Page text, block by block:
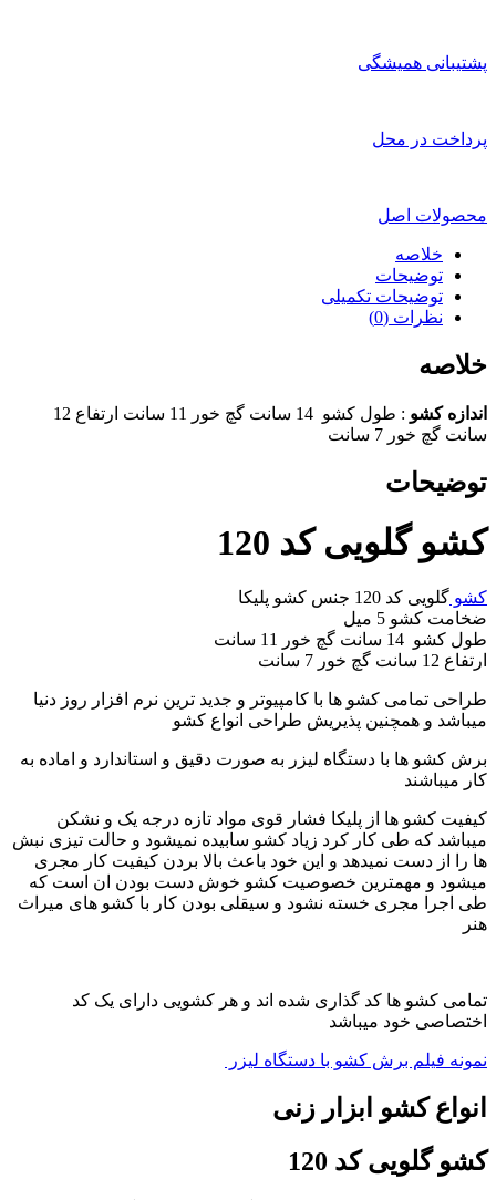
پشتیبانی همیشگی
پرداخت در محل
محصولات اصل
خلاصه
توضیحات
توضیحات تکمیلی
نظرات (0)
خلاصه
اندازه کشو
: طول کشو 14 سانت گچ خور 11 سانت ارتفاع 12
سانت گچ خور 7 سانت
توضیحات
کشو گلویی کد 120
کشو گلویی کد 120 جنس کشو پلیکا
ضخامت کشو 5 میل
طول کشو 14 سانت گچ خور 11 سانت
ارتفاع 12 سانت گچ خور 7 سانت
طراحی تمامی کشو ها با کامپیوتر و جدید ترین نرم افزار روز دنیا
میباشد و همچنین پذیریش طراحی انواع کشو
برش کشو ها با دستگاه لیزر به صورت دقیق و استاندارد و اماده به
کار میباشند
کیفیت کشو ها از پلیکا فشار قوی مواد تازه درجه یک و نشکن
میباشد که طی کار کرد زیاد کشو سابیده نمیشود و حالت تیزی نبش
ها را از دست نمیدهد و این خود باعث بالا بردن کیفیت کار مجری
میشود و مهمترین خصوصیت کشو خوش دست بودن ان است که
طی اجرا مجری خسته نشود و سیقلی بودن کار با کشو های میراث
هنر
تمامی کشو ها کد گذاری شده اند و هر کشویی دارای یک کد
اختصاصی خود میباشد
نمونه فیلم برش کشو با دستگاه لیزر
انواع کشو ابزار زنی
کشو گلویی کد 120